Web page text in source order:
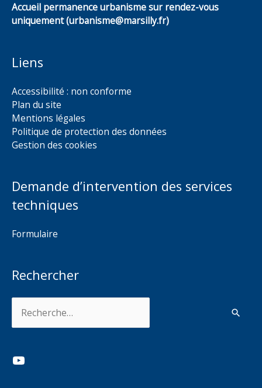
Accueil permanence urbanisme sur rendez-vous
uniquement (urbanisme@marsilly.fr)
Liens
Accessibilité : non conforme
Plan du site
Mentions légales
Politique de protection des données
Gestion des cookies
Demande d’intervention des services
techniques
Formulaire
Rechercher
YouTube